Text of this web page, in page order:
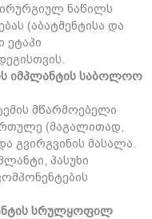
ნაწილს
(აბატმენტისა და
ეტაპი
იმპლანტის საბოლოო
მწარმოებელი
(მაგალითად,
გვირგვინის მასალა.
პასუხი
სრულყოფილ